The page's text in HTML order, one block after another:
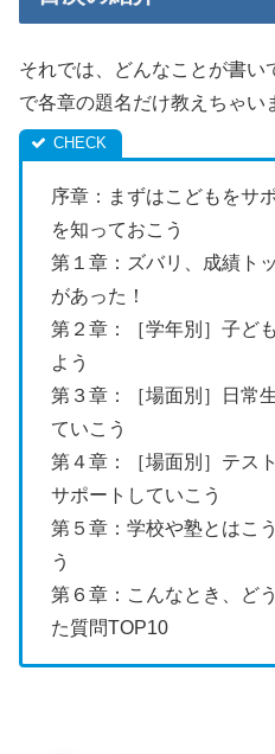
それでは、どんなことが書
で各章の題名だけ教えちゃい
序章：まずはこどもをサ
を知っておこう
第１章：ズバリ、成績ト
があった！
第２章：［学年別］子ど
よう
第３章：［場面別］日常
ていこう
第４章：［場面別］テス
サポートしていこう
第５章：学校や塾とはこ
う
第６章：こんなとき、ど
た質問TOP10